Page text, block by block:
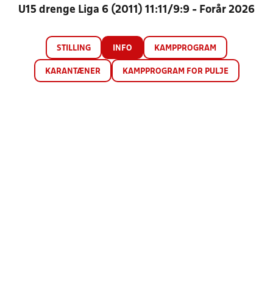
U15 drenge Liga 6 (2011) 11:11/9:9 - Forår 2026
STILLING INFO KAMPPROGRAM
KARANTÆNER KAMPPROGRAM FOR PULJE